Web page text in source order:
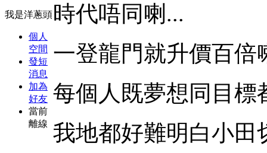
我是洋蔥頭
個人
空間
發短
消息
加為
好友
當前
離線
時代唔同喇...
一登龍門就升價百倍
每個人既夢想同目標
我地都好難明白小田